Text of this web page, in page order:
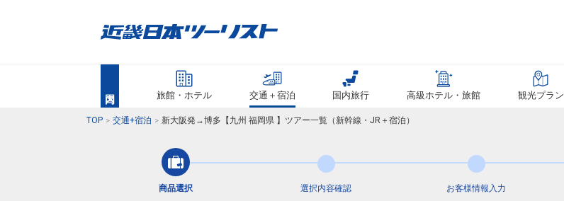
旅館・ホテル 交通＋宿泊 国内旅行 高級ホテル・旅館 観光プラン
TOP 交通+宿泊 新大阪発→博多【九州 福岡県 】ツアー一覧（新幹線・JR＋宿泊）
商品選択 選択内容確認 お客様情報 入力